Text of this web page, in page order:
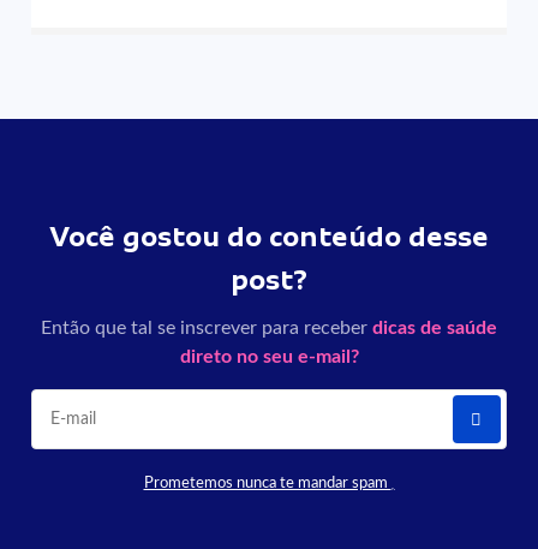
Você gostou do conteúdo desse
post?
Então que tal se inscrever para receber dicas de saúde
direto no seu e-mail?
Prometemos nunca te mandar spam